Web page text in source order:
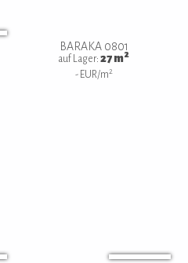
BARAKA 0801
auf Lager: 27m2
- EUR/m 2